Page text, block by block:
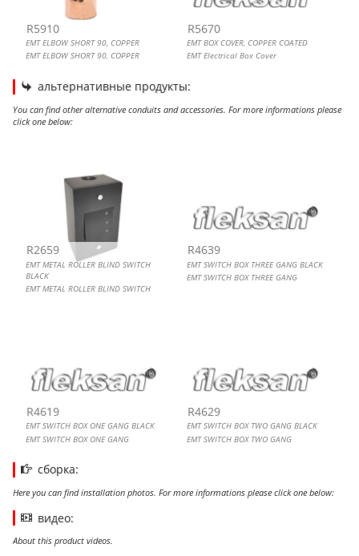
R5910
EMT ELBOW SHORT 90, COPPER
EMT ELBOW SHORT 90, COPPER
R5670
EMT BOX COVER, COPPER COATED
EMT Electrical Box Cover
альтернативные продукты:
You can find other alternative conduits and accessories. For more informations please
click one below:
R2659
EMT METAL ROLLER BLIND SWITCH
BLACK
EMT METAL ROLLER BLIND SWITCH
R4639
EMT SWITCH BOX THREE GANG BLACK
EMT SWITCH BOX THREE GANG
R4619
EMT SWITCH BOX ONE GANG BLACK
EMT SWITCH BOX ONE GANG
R4629
EMT SWITCH BOX TWO GANG BLACK
EMT SWITCH BOX TWO GANG
сборка:
Here you can find installation photos. For more informations please click one below:
видео:
About this product videos.